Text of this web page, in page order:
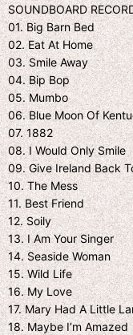
SOUNDBOARD
01. Big Barn Bed
02. Eat At Home
03. Smile Away
04. Bip Bop
05. Mumbo
06. Blue Moon Of
07. 1882
08. I Would Only Smile
09. Give Ireland Back
10. The Mess
11. Best Friend
12. Soily
13. I Am Your Singer
14. Seaside Woman
15. Wild Life
16. My Love
17. Mary Had A Little
18. Maybe I’m Amazed